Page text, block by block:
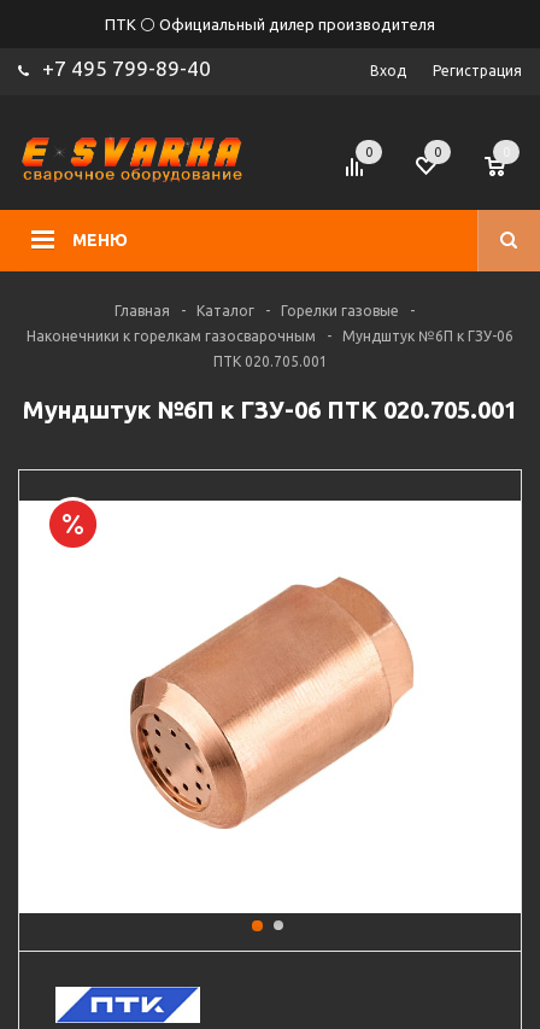
ПТК ⚪ Официальный дилер производителя
+7 495 799-89-40 Вход Регистрация
МЕНЮ
0 0
Главная - Каталог - Горелки газовые
-
Наконечники к горелкам газосварочным
-
Мундштук №6П к ГЗУ-06
ПТК 020.705.001
Мундштук №6П к ГЗУ-06 ПТК 020.705.001